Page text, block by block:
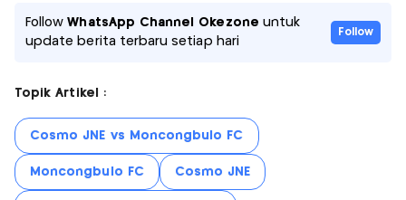
FollowWhatsApp Channel Okezone untuk
update berita terbaru setiap hari
Follow
Topik Artikel :
Cosmo JNE vs Moncongbulo FC
Moncongbulo FC Cosmo JNE